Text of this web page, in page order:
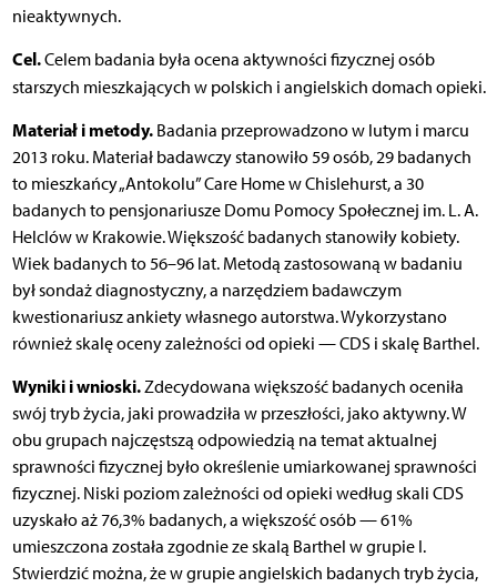
nieaktywnych.
Cel.Celem badania była ocena aktywności fizycznej osób
starszych mieszkających w polskich i angielskich domach opieki.
Materiał i metody.Badania przeprowadzono w lutym i marcu
2013 roku. Materiał badawczy stanowiło 59 osób, 29 badanych
to mieszkańcy „Antokolu” Care Home w Chislehurst, a 30
badanych to pensjonariusze Domu Pomocy Społecznej im. L. A.
Helclów w Krakowie. Większość badanych stanowiły kobiety.
Wiek badanych to 56–96 lat. Metodą zastosowaną w badaniu
był sondaż diagnostyczny, a narzędziem badawczym
kwestionariusz ankiety własnego autorstwa. Wykorzystano
również skalę oceny zależności od opieki — CDS i skalę Barthel.
Wyniki i wnioski.Zdecydowana większość badanych oceniła
swój tryb życia, jaki prowadziła w przeszłości, jako aktywny. W
obu grupach najczęstszą odpowiedzią na temat aktualnej
sprawności fizycznej było określenie umiarkowanej sprawności
fizycznej. Niski poziom zależności od opieki według skali CDS
uzyskało aż 76,3% badanych, a większość osób — 61%
umieszczona została zgodnie ze skalą Barthel w grupie I.
Stwierdzić można, że w grupie angielskich badanych tryb życia,